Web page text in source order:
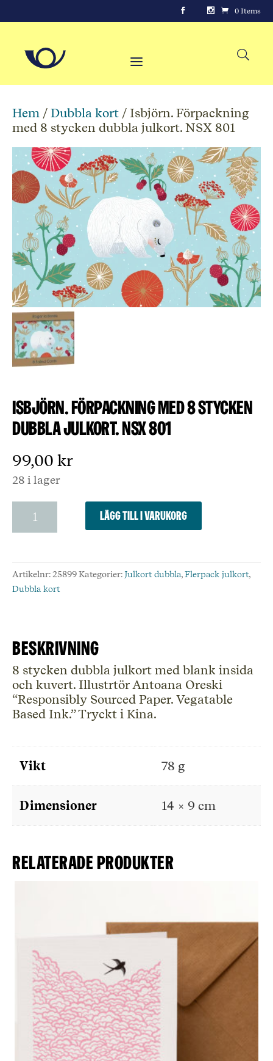
0 Items
Hem / Dubbla kort / Isbjörn. Förpackning
med 8 stycken dubbla julkort. NSX 801
Isbjörn. Förpackning med 8 stycken
dubbla julkort. NSX 801
99,00 kr
28 i lager
Förpackning
med
stycken
dubbla
julkort.
mängd
Lägg till i varukorg
Artikelnr: 25899Kategorier: Julkort dubbla,Flerpack julkort,
Dubbla kort
Beskrivning
8 stycken dubbla julkort med blank insida
och kuvert. Illustrtör Antoana Oreski
“Responsibly Sourced Paper. Vegatable
Based Ink.” Tryckt i Kina.
Vikt 78 g
Dimensioner 14 × 9 cm
Relaterade produkter